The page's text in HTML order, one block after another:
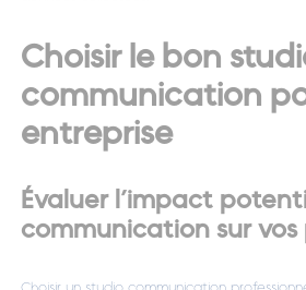
Choisir le bon
communication
entreprise
Évaluer l’impact
communication sur vos